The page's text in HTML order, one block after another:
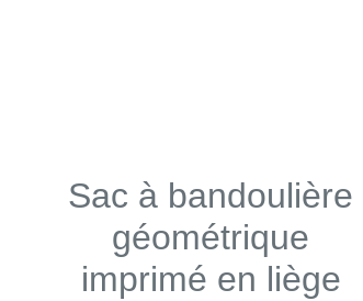
Sac à bandoulière
géométrique
imprimé en liège